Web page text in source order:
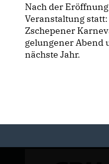
Nach der
Veranstaltung
Zschepener
gelungener Abend
nächste Jahr.